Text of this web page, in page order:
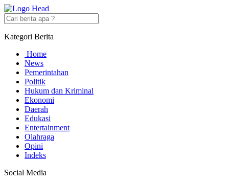
Kategori Berita
Home
News
Pemerintahan
Politik
Hukum dan Kriminal
Ekonomi
Daerah
Edukasi
Entertainment
Olahraga
Opini
Indeks
Social Media